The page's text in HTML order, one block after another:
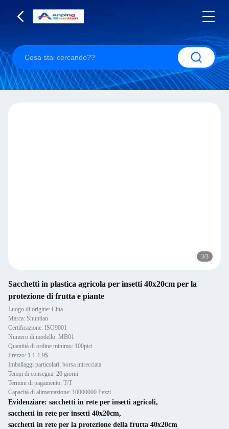
3/3
Sacchetti in plastica agricola per insetti 40x20cm per la
protezione di frutta e piante
Luogo di origine: Cina
Marca: Shuntian
Certificazione: ISO9001
Numero di modello: MB01
Quantità di ordine minimo: 100pici
Prezzo: 1.1-1.9$
Imballaggi particolari: borsa intrecciata
Tempi di consegna: 20 giorni
Termini di pagamento: T/T
Capacità di alimentazione: 10000000 Pezzi
Evidenziare: sacchetti in rete per insetti agricoli,
sacchetti in rete per insetti 40x20cm,
sacchetti in rete per la protezione della frutta 40x20cm